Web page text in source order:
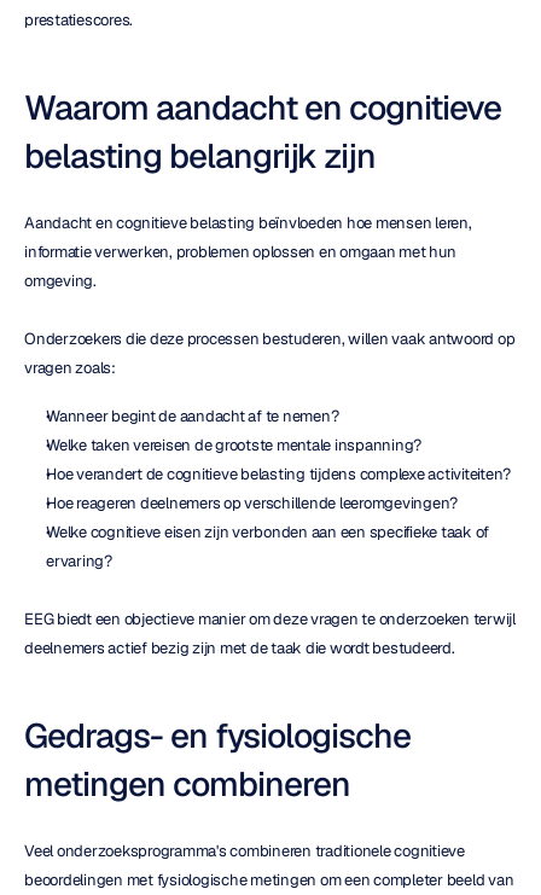
prestatiescores.
Waarom aandacht en cognitieve
belasting belangrijk zijn
Aandacht en cognitieve belasting beïnvloeden hoe mensen leren,
informatie verwerken, problemen oplossen en omgaan met hun
omgeving.
Onderzoekers die deze processen bestuderen, willen vaak antwoord op
vragen zoals:
Wanneer begint de aandacht af te nemen?
Welke taken vereisen de grootste mentale inspanning?
Hoe verandert de cognitieve belasting tijdens complexe activiteiten?
Hoe reageren deelnemers op verschillende leeromgevingen?
Welke cognitieve eisen zijn verbonden aan een specifieke taak of
ervaring?
EEG biedt een objectieve manier om deze vragen te onderzoeken terwijl
deelnemers actief bezig zijn met de taak die wordt bestudeerd.
Gedrags- en fysiologische
metingen combineren
Veel onderzoeksprogramma's combineren traditionele cognitieve
beoordelingen met fysiologische metingen om een completer beeld van